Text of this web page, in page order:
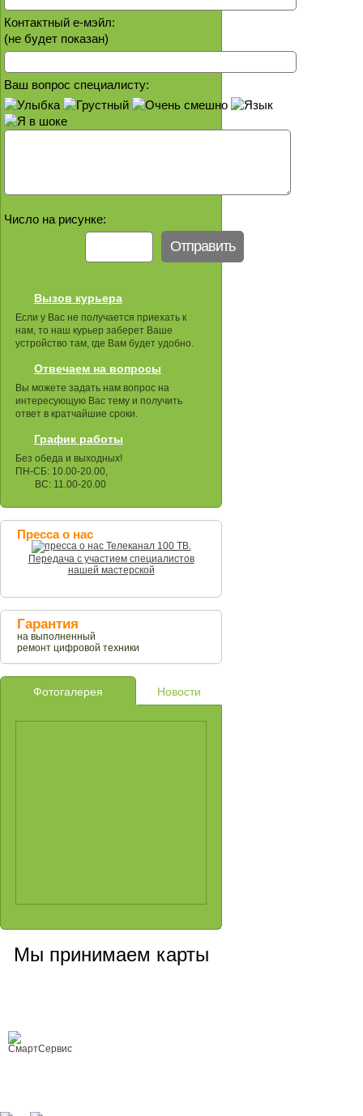
Контактный е-мэйл:
(не будет показан)
Ваш вопрос специалисту:
Число на рисунке:
Вызов курьера
Если у Вас не получается приехать к
нам, то наш курьер заберет Ваше
устройство там, где Вам будет удобно.
Отвечаем на вопросы
Вы можете задать нам вопрос на
интересующую Вас тему и получить
ответ в кратчайшие сроки.
График работы
Без обеда и выходных!
ПН-СБ: 10.00-20.00,
ВС: 11.00-20.00
Пресса о нас
Телеканал 100 ТВ.
Передача с участием специалистов
нашей мастерской
Гарантия
на выполненный
ремонт цифровой техники
Фотогалерея Новости
Мы принимаем карты